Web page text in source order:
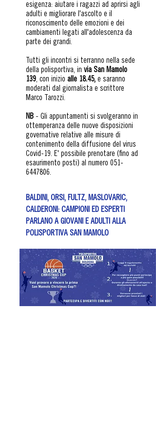
esigenza: aiutare i ragazzi ad aprirsi agli
adulti e migliorare l'ascolto e il
riconoscimento delle emozioni e dei
cambiamenti legati all'adolescenza da
parte dei grandi.
Tutti gli incontri si terranno nella sede
della polisportiva, in via San Mamolo
139, con inizio alle 18.45, e saranno
moderati dal giornalista e scrittore
Marco Tarozzi.
NB - Gli appuntamenti si svolgeranno in
ottemperanza delle nuove disposizioni
governative relative alle misure di
contenimento della diffusione del virus
Covid-19. E' possibile prenotare (fino ad
esaurimento posti) al numero 051-
6447806.
BALDINI, ORSI, FULTZ, MASLOVARIC,
CALDERONI: CAMPIONI ED ESPERTI
PARLANO A GIOVANI E ADULTI ALLA
POLISPORTIVA SAN MAMOLO